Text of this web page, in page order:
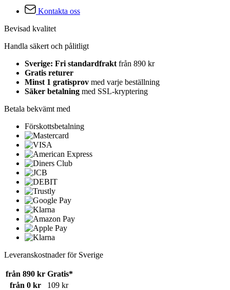
Kontakta oss
Bevisad kvalitet
Handla säkert och pålitligt
Sverige: Fri standardfrakt från 890 kr
Gratis returer
Minst 1 gratisprov med varje beställning
Säker betalning med SSL-kryptering
Betala bekvämt med
Förskottsbetalning
Leveranskostnader för Sverige
från 890 kr Gratis*
från 0 kr
109 kr